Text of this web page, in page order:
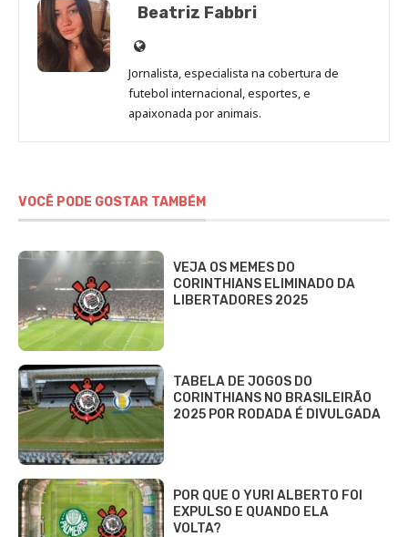
Beatriz Fabbri
Site
de
Beatriz
Fabbri
Jornalista, especialista na cobertura de
futebol internacional, esportes, e
apaixonada por animais.
VOCÊ PODE GOSTAR TAMBÉM
VEJA OS MEMES DO
CORINTHIANS ELIMINADO DA
LIBERTADORES 2025
TABELA DE JOGOS DO
CORINTHIANS NO BRASILEIRÃO
2025 POR RODADA É DIVULGADA
POR QUE O YURI ALBERTO FOI
EXPULSO E QUANDO ELA
VOLTA?